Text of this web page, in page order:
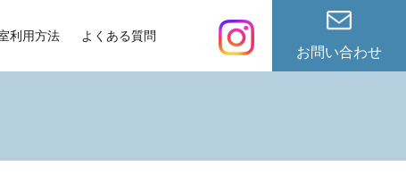
利用方法 よくある質問
お問い合わせ